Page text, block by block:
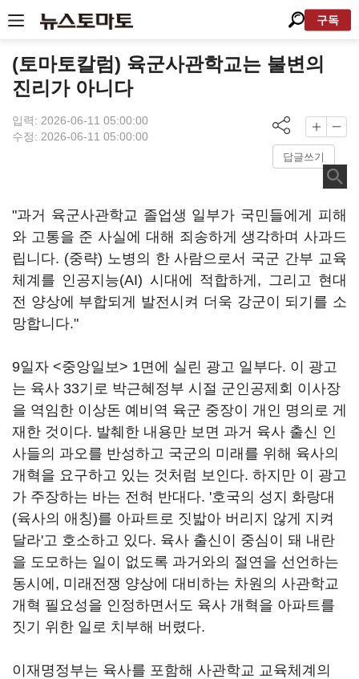
구독
(토마토칼럼) 육군사관학교는 불변의
진리가 아니다
입력: 2026-06-11 05:00:00
수정: 2026-06-11 05:00:00
답글쓰기
"과거 육군사관학교 졸업생 일부가 국민들에게 피해
와 고통을 준 사실에 대해 죄송하게 생각하며 사과드
립니다. (중략) 노병의 한 사람으로서 국군 간부 교육
체계를 인공지능(AI) 시대에 적합하게, 그리고 현대
전 양상에 부합되게 발전시켜 더욱 강군이 되기를 소
망합니다."
9일자 <중앙일보> 1면에 실린 광고 일부다. 이 광고
는 육사 33기로 박근혜정부 시절 군인공제회 이사장
을 역임한 이상돈 예비역 육군 중장이 개인 명의로 게
재한 것이다. 발췌한 내용만 보면 과거 육사 출신 인
사들의 과오를 반성하고 국군의 미래를 위해 육사의
개혁을 요구하고 있는 것처럼 보인다. 하지만 이 광고
가 주장하는 바는 전혀 반대다. '호국의 성지 화랑대
(육사의 애칭)를 아파트로 짓밟아 버리지 않게 지켜
달라'고 호소하고 있다. 육사 출신이 중심이 돼 내란
을 도모하는 일이 없도록 과거와의 절연을 선언하는
동시에, 미래전쟁 양상에 대비하는 차원의 사관학교
개혁 필요성을 인정하면서도 육사 개혁을 아파트를
짓기 위한 일로 치부해 버렸다.
이재명정부는 육사를 포함해 사관학교 교육체계의